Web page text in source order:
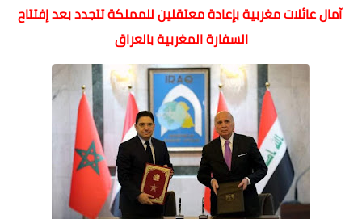
آمال عائلات مغربية بإعادة معتقلين للمملكة تتجدد بعد إفتتاح
السفارة المغربية بالعراق